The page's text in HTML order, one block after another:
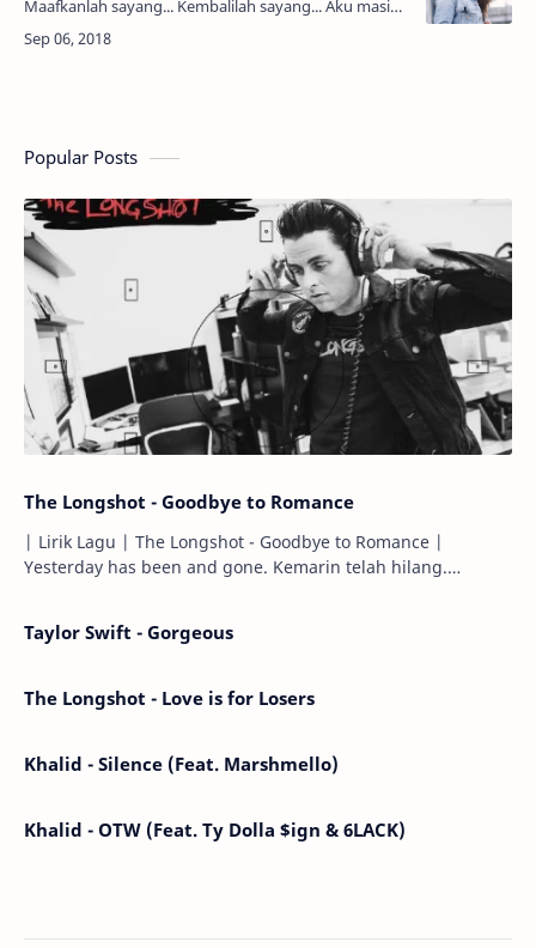
Maafkanlah sayang... Kembalilah sayang... Aku masih
cinta kepadamu... Aku lagi bete beib... Aku lagi sensi..
…
Popular Posts
The Longshot - Goodbye to Romance
| Lirik Lagu | The Longshot - Goodbye to Romance |
Yesterday has been and gone. Kemarin telah hilang.
Taylor Swift - Gorgeous
The Longshot - Love is for Losers
Khalid - Silence (Feat. Marshmello)
Khalid - OTW (Feat. Ty Dolla $ign & 6LACK)